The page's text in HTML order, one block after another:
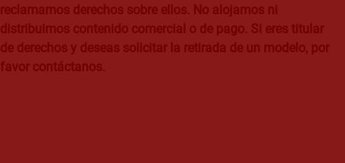
reclamamos derechos sobre ellos. No alojamos ni
distribuimos contenido comercial o de pago. Si eres titular
de derechos y deseas solicitar la retirada de un modelo, por
favor contáctanos.